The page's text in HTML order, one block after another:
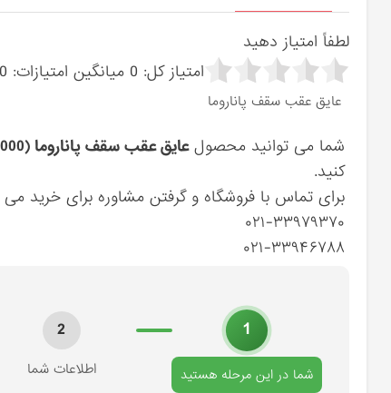
لطفاً امتیاز دهید
امتیاز کل: 0 میانگین امتیازات: 0
عايق عقب سقف پاناروما
شما می توانید محصولعايق عقب سقف پاناروما (816612S000) کیا
کنید.
برای تماس با فروشگاه و گرفتن مشاوره برای خرید می
۰۲۱-۳۳۹۷۹۳۷۰
۰۲۱-۳۳۹۴۶۷۸۸
1
انتخاب نوع سفارش
شما در این مرحله هستید
2
اطلاعات شما